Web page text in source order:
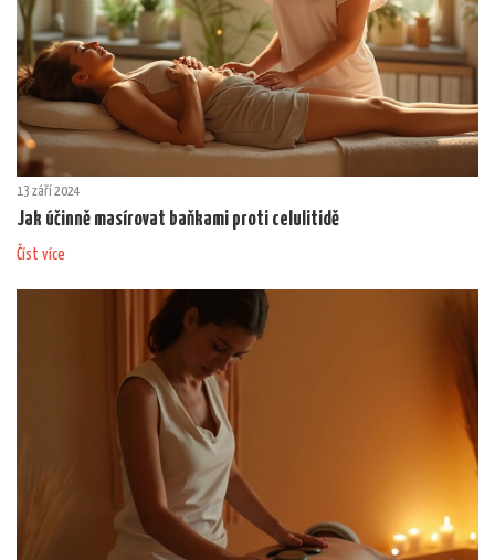
13 září 2024
Jak účinně masírovat baňkami proti celulitidě
Číst více